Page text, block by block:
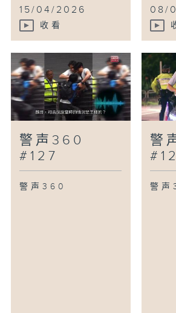
15/04/2026
收看
08/
警声360
#127
警声360
警
警声